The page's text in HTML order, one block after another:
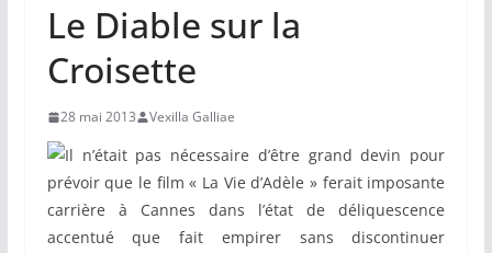
Le Diable sur la
Croisette
28 mai 2013 Vexilla Galliae
Il n’était pas nécessaire d’être grand devin pour
prévoir que le film « La Vie d’Adèle » ferait imposante
carrière à Cannes dans l’état de déliquescence
accentué que fait empirer sans discontinuer